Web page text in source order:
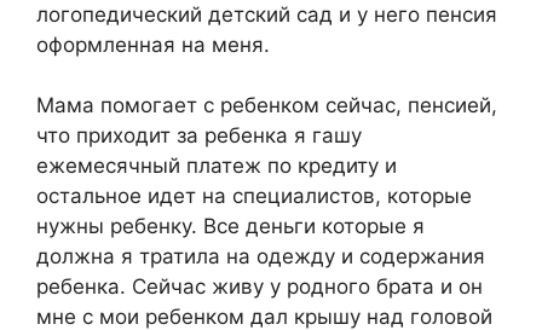
логопедический детский сад и у него пенсия
оформленная на меня.
Мама помогает с ребенком сейчас, пенсией,
что приходит за ребенка я гашу
ежемесячный платеж по кредиту и
остальное идет на специалистов, которые
нужны ребенку. Все деньги которые я
должна я тратила на одежду и содержания
ребенка. Сейчас живу у родного брата и он
мне с мои ребенком дал крышу над головой